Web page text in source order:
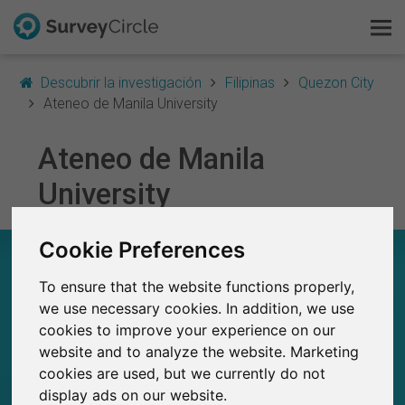
Cookie Preferences
To ensure that the website functions properly,
we use necessary cookies. In addition, we use
cookies to improve your experience on our
website and to analyze the website. Marketing
cookies are used, but we currently do not
display ads on our website.
Descubrir la investigación Filipinas
Quezon City
Ateneo de Manila University
Ateneo de Manila
University
ATENEO DE MANILA UNIVERSITY – EN
0
Número total de estudios publicados en
SurveyCircle
0
Estudios actuales en SurveyCircle
Esto es SurveyCircle
Survey Ranking
Explorar la investigación
FAQ
Regístrate gratis
Iniciar sesión